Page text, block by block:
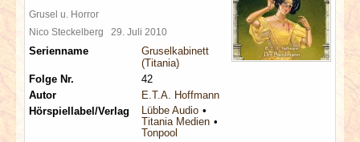
Grusel u. Horror
Nico Steckelberg 29. Juli 2010
Serienname
Gruselkabinett
(Titania)
Folge Nr.
42
Autor
E.T.A. Hoffmann
Hörspiellabel/Verlag
Lübbe Audio
Titania Medien
Tonpool